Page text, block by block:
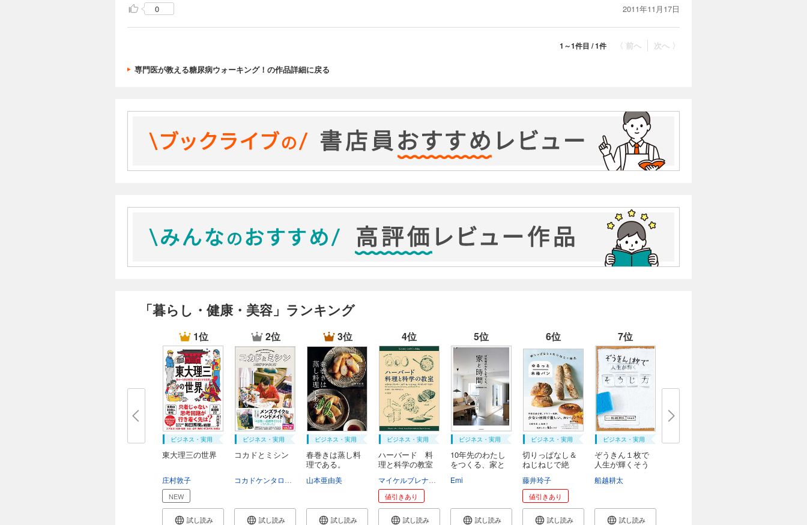
0 2011年11月17日
次へ 〉
〈 前へ
1～1件目 / 1件
専門医が教える糖尿病ウォーキング！の作品詳細に戻る
「暮らし・健康・美容」ランキング
1位
ビジネス・実用
東大理三の世界
庄村敦子
NEW
試し読み
2位
ビジネス・実用
コカドとミシン
試し読み
3位
ビジネス・実用
春巻きは蒸し料
理である。
山本亜由美
試し読み
4位
ビジネス・実用
ハーバード 料
理と科学の教室
ピアセーレンセン デイヴィッドワイツ 石川伸一 和田侑子
値引きあり
試し読み
5位
ビジネス・実用
10年先のわたし
をつくる、家と
Emi
試し読み
6位
ビジネス・実用
切りっぱなし＆
ねじねじで絶
藤井玲子
値引きあり
試し読み
7位
ビジネス・実用
ぞうきん１枚で
人生が輝くそう
船越耕太
試し読み